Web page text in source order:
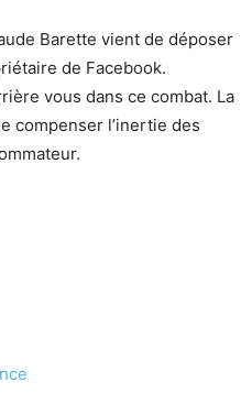
Barette vient de déposer
de Facebook.
vous dans ce combat. La
compenser l’inertie des